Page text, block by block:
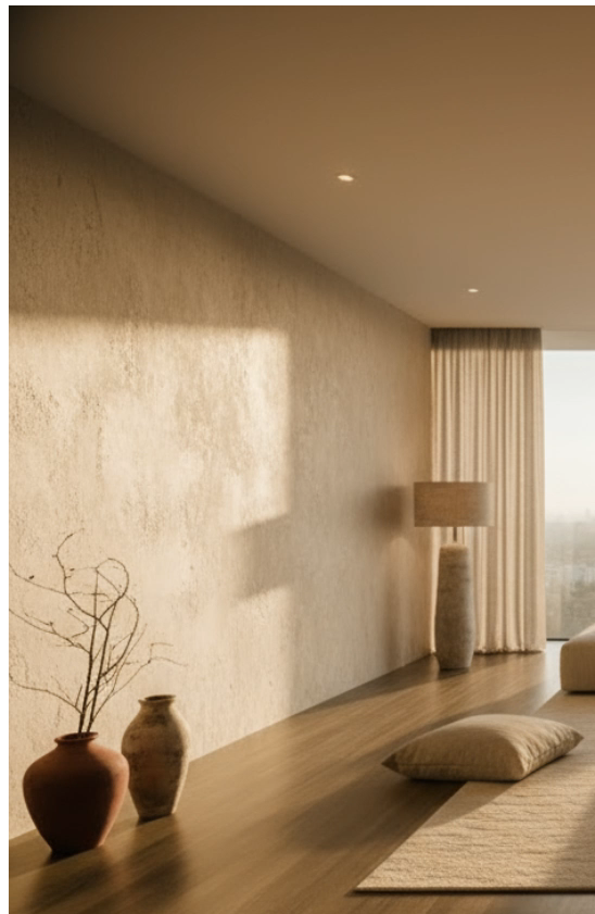
Image
Modell
Image to Image
Room Image
Drag and drop or click to select
Select or
Recent
Style Reference (Optional)
Drag and drop or click to select
Select